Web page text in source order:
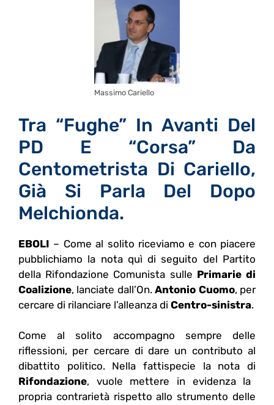
Massimo Cariello
Tra “fughe” In Avanti Del
PD E “corsa” Da
Centometrista Di Cariello,
Già Si Parla Del Dopo
Melchionda.
EBOLI – Come al solito riceviamo e con piacere
pubblichiamo la nota quì di seguito del Partito
della Rifondazione Comunista sulle Primarie di
Coalizione, lanciate dall’On.Antonio Cuomo, per
cercare di rilanciare l’alleanza di Centro-sinistra.
Come al solito accompagno sempre delle
riflessioni, per cercare di dare un contributo al
dibattito politico. Nella fattispecie la nota di
Rifondazione, vuole mettere in evidenza la
propria contrarietà rispetto allo strumento delle